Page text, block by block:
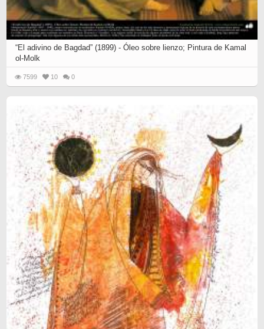
“El adivino de Bagdad” (1899) - Óleo sobre lienzo; Pintura de Kamal
ol-Molk
7599 10 0